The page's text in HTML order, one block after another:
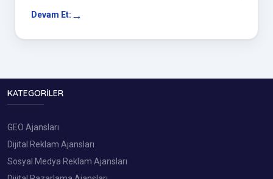
Devam Et:
KATEGORILER
GEO Ajansları
Dijital Reklam Ajansları
Sosyal Medya Reklam Ajansları